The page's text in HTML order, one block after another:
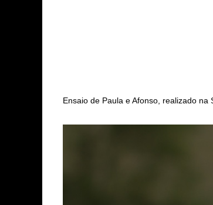
Ensaio de Paula e Afonso, realizado